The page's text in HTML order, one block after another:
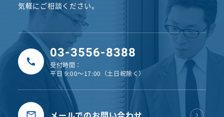
気軽にご相談ください。
03-3556-8388
受付時間：
平日 9:00〜17:00（土日祝除く）